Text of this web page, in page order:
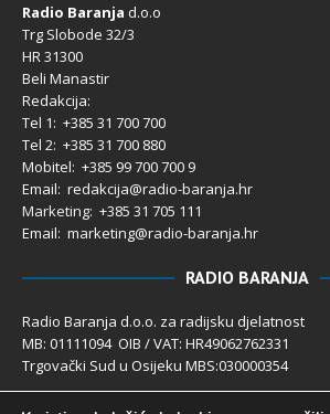
Radio Baranja d.o.o
Trg Slobode 32/3
HR 31300
Beli Manastir
Redakcija:
Tel 1: +385 31 700 700
Tel 2: +385 31 700 880
Mobitel: +385 99 700 700 9
Email: redakcija@radio-baranja.hr
Marketing: +385 31 705 111
Email: marketing@radio-baranja.hr
RADIO BARANJA
Radio Baranja d.o.o. za radijsku djelatnost
MB: 01111094 OIB / VAT: HR49062762331
Trgovački Sud u Osijeku MBS:030000354
Temeljni kapital 2.600,00 € uplaćen u cijelosti